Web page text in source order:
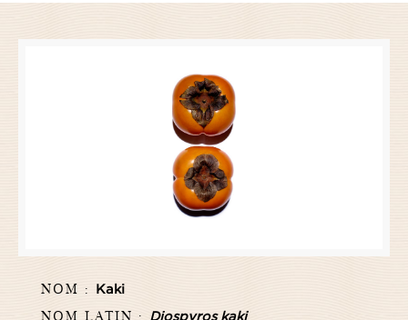
NOM : Kaki
NOM LATIN : Diospyros kaki